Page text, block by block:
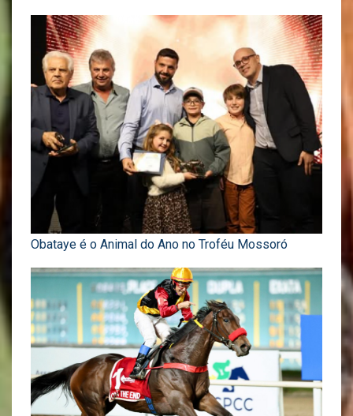
Obataye é o Animal do Ano no Troféu Mossoró